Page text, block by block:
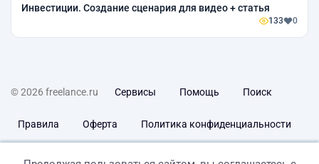
Инвестиции. Создание сценария для видео + статья
133 0
© 2026 freelance.ru Сервисы Помощь Поиск
Правила Оферта Политика конфиденциальности